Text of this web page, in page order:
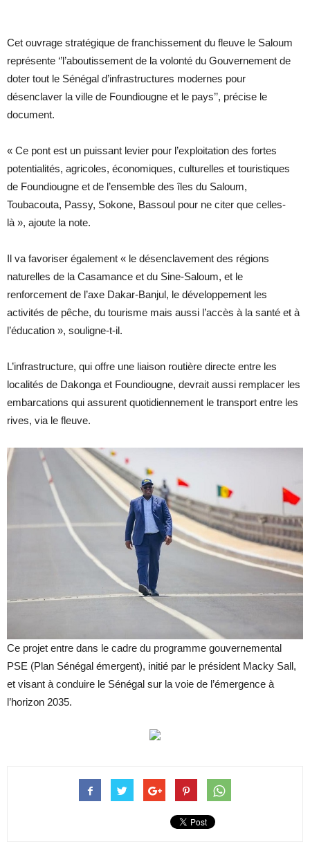
Cet ouvrage stratégique de franchissement du fleuve le Saloum
représente ‘’l’aboutissement de la volonté du Gouvernement de
doter tout le Sénégal d’infrastructures modernes pour
désenclaver la ville de Foundiougne et le pays’’, précise le
document.
« Ce pont est un puissant levier pour l’exploitation des fortes
potentialités, agricoles, économiques, culturelles et touristiques
de Foundiougne et de l’ensemble des îles du Saloum,
Toubacouta, Passy, Sokone, Bassoul pour ne citer que celles-
là », ajoute la note.
Il va favoriser également « le désenclavement des régions
naturelles de la Casamance et du Sine-Saloum, et le
renforcement de l’axe Dakar-Banjul, le développement les
activités de pêche, du tourisme mais aussi l’accès à la santé et à
l’éducation », souligne-t-il.
L’infrastructure, qui offre une liaison routière directe entre les
localités de Dakonga et Foundiougne, devrait aussi remplacer les
embarcations qui assurent quotidiennement le transport entre les
rives, via le fleuve.
Ce projet entre dans le cadre du programme gouvernemental
PSE (Plan Sénégal émergent), initié par le président Macky Sall,
et visant à conduire le Sénégal sur la voie de l’émergence à
l’horizon 2035.